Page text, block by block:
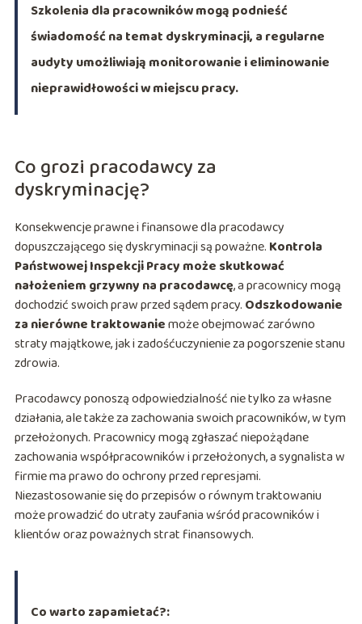
Szkolenia dla pracowników mogą podnieść
świadomość na temat dyskryminacji, a regularne
audyty umożliwiają monitorowanie i eliminowanie
nieprawidłowości w miejscu pracy.
Co grozi pracodawcy za
dyskryminację?
Konsekwencje prawne i finansowe dla pracodawcy
dopuszczającego się dyskryminacji są poważne. Kontrola
Państwowej Inspekcji Pracy może skutkować
nałożeniem grzywny na pracodawcę, a pracownicy mogą
dochodzić swoich praw przed sądem pracy. Odszkodowanie
za nierówne traktowaniemoże obejmować zarówno
straty majątkowe, jak i zadośćuczynienie za pogorszenie stanu
zdrowia.
Pracodawcy ponoszą odpowiedzialność nie tylko za własne
działania, ale także za zachowania swoich pracowników, w tym
przełożonych. Pracownicy mogą zgłaszać niepożądane
zachowania współpracowników i przełożonych, a sygnalista w
firmie ma prawo do ochrony przed represjami.
Niezastosowanie się do przepisów o równym traktowaniu
może prowadzić do utraty zaufania wśród pracowników i
klientów oraz poważnych strat finansowych.
Co warto zapamietać?: